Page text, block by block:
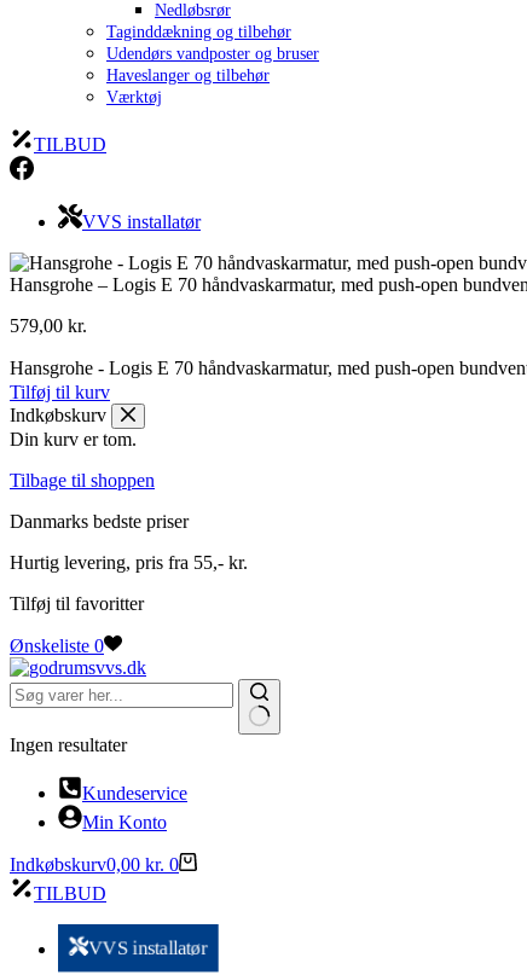
Nedløbsrør
Taginddækning og tilbehør
Udendørs vandposter og bruser
Haveslanger og tilbehør
Værktøj
TILBUD
VVS installatør
Hansgrohe – Logis E 70 håndvaskarmatur, med push-open
579,00 kr.
Hansgrohe - Logis E 70 håndvaskarmatur, med push-open
Tilføj til kurv
Indkøbskurv
Din kurv er tom.
Tilbage til shoppen
Danmarks bedste priser
Hurtig levering, pris fra 55,- kr.
Tilføj til favoritter
Ønskeliste 0
Ingen resultater
Kundeservice
Min Konto
Indkøbskurv0,00 kr. 0
TILBUD
VVS installatør